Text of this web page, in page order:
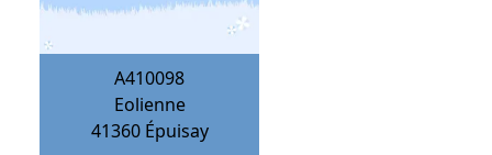
A410098
Eolienne
41360 Épuisay